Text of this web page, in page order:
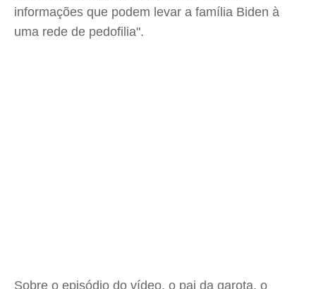
informações que podem levar a família Biden à
uma rede de pedofilia".
Sobre o episódio do vídeo, o pai da garota, o